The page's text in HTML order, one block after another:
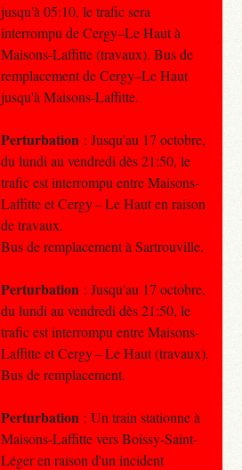
jusqu'à 05:10, le trafic sera
interrompu de Cergy–Le Haut à
Maisons-Laffitte (travaux). Bus de
remplacement de Cergy–Le Haut
jusqu'à Maisons-Laffitte.
Perturbation : Jusqu'au 17 octobre,
du lundi au vendredi dès 21:50, le
trafic est interrompu entre Maisons-
Laffitte et Cergy – Le Haut en raison
de travaux.
Bus de remplacement à Sartrouville.
Perturbation : Jusqu'au 17 octobre,
du lundi au vendredi dès 21:50, le
trafic est interrompu entre Maisons-
Laffitte et Cergy – Le Haut (travaux).
Bus de remplacement.
Perturbation : Un train stationne à
Maisons-Laffitte vers Boissy-Saint-
Léger en raison d'un incident